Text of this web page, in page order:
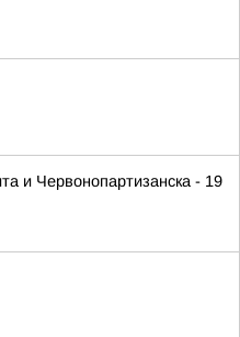
и Червонопартизанска - 19